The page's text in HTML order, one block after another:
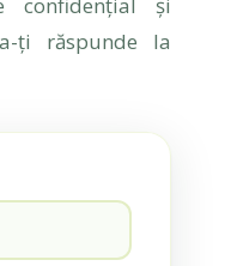
ți răspunde la